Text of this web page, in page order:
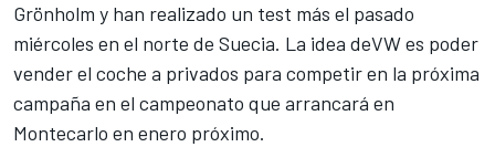
Grönholm y han realizado un test más el pasado
miércoles en el norte de Suecia. La idea deVW es poder
vender el coche a privados para competir en la próxima
campaña en el campeonato que arrancará en
Montecarlo en enero próximo.